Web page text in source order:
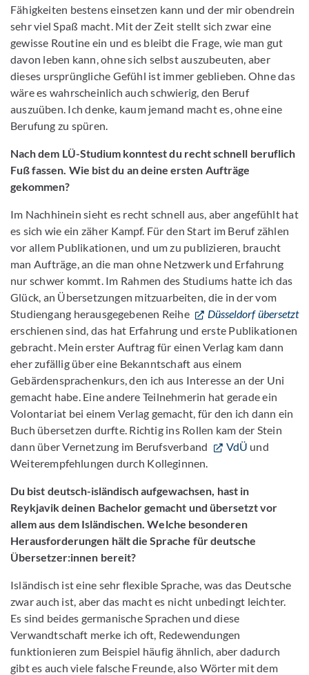
Fähigkeiten bestens einsetzen kann und der mir obendrein
sehr viel Spaß macht. Mit der Zeit stellt sich zwar eine
gewisse Routine ein und es bleibt die Frage, wie man gut
davon leben kann, ohne sich selbst auszubeuten, aber
dieses ursprüngliche Gefühl ist immer geblieben. Ohne das
wäre es wahrscheinlich auch schwierig, den Beruf
auszuüben. Ich denke, kaum jemand macht es, ohne eine
Berufung zu spüren.
Nach dem LÜ-Studium konntest du recht schnell beruflich
Fuß fassen. Wie bist du an deine ersten Aufträge
gekommen?
Im Nachhinein sieht es recht schnell aus, aber angefühlt hat
es sich wie ein zäher Kampf. Für den Start im Beruf zählen
vor allem Publikationen, und um zu publizieren, braucht
man Aufträge, an die man ohne Netzwerk und Erfahrung
nur schwer kommt. Im Rahmen des Studiums hatte ich das
Glück, an Übersetzungen mitzuarbeiten, die in der vom
Studiengang herausgegebenen Reihe
Düsseldorf übersetzt
erschienen sind, das hat Erfahrung und erste Publikationen
gebracht. Mein erster Auftrag für einen Verlag kam dann
eher zufällig über eine Bekanntschaft aus einem
Gebärdensprachenkurs, den ich aus Interesse an der Uni
gemacht habe. Eine andere Teilnehmerin hat gerade ein
Volontariat bei einem Verlag gemacht, für den ich dann ein
Buch übersetzen durfte. Richtig ins Rollen kam der Stein
dann über Vernetzung im Berufsverband
VdÜ und
Weiterempfehlungen durch Kolleginnen.
Du bist deutsch-isländisch aufgewachsen, hast in
Reykjavik deinen Bachelor gemacht und übersetzt vor
allem aus dem Isländischen. Welche besonderen
Herausforderungen hält die Sprache für deutsche
Übersetzer:innen bereit?
Isländisch ist eine sehr flexible Sprache, was das Deutsche
zwar auch ist, aber das macht es nicht unbedingt leichter.
Es sind beides germanische Sprachen und diese
Verwandtschaft merke ich oft, Redewendungen
funktionieren zum Beispiel häufig ähnlich, aber dadurch
gibt es auch viele falsche Freunde, also Wörter mit dem